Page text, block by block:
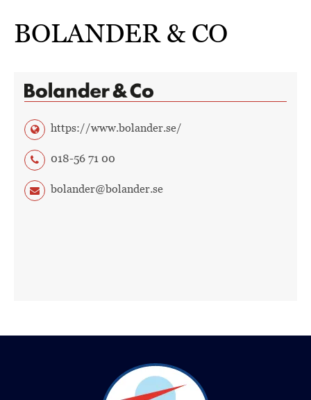
BOLANDER & CO
https://www.bolander.se/
018-56 71 00
bolander@bolander.se